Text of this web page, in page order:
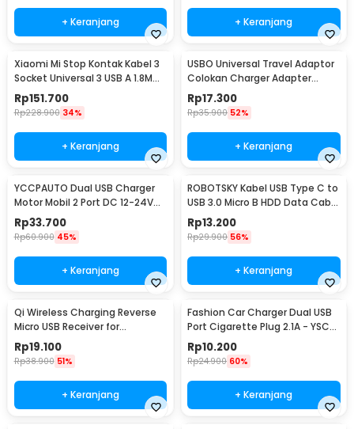
+ Keranjang + Keranjang
Xiaomi Mi Stop Kontak Kabel 3
Socket Universal 3 USB A 1.8M
250V 2500W - XMCXB01QMN
(ORIGINAL)
Rp151.700
Rp228.900 34%
+ Keranjang
USBO Universal Travel Adaptor
Colokan Charger Adapter
1000W - 931L
Rp17.300
Rp35.900 52%
+ Keranjang
YCCPAUTO Dual USB Charger
Motor Mobil 2 Port DC 12-24V
3.1A 1 PCS - CJ-L040
Rp33.700
Rp60.900 45%
+ Keranjang
ROBOTSKY Kabel USB Type C to
USB 3.0 Micro B HDD Data Cable
1M - SGC10
Rp13.200
Rp29.900 56%
+ Keranjang
Qi Wireless Charging Reverse
Micro USB Receiver for
Smartphone - WXTE
Rp19.100
Rp38.900 51%
+ Keranjang
Fashion Car Charger Dual USB
Port Cigarette Plug 2.1A - YSC-
11
Rp10.200
Rp24.900 60%
+ Keranjang